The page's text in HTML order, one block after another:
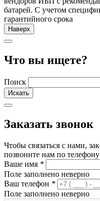
батарей. С учетом
гарантийного срока
Наверх
Что вы ищете?
Поиск
Заказать звонок
Чтобы связаться с нами,
позвоните нам по
Ваше имя *
Поле заполнено неверно
Ваш телефон *
Поле заполнено неверно